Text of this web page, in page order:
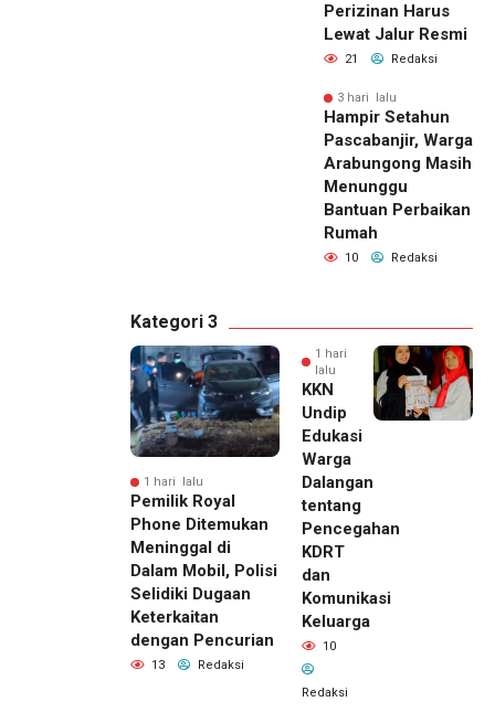
Perizinan Harus
Lewat Jalur Resmi
21 Redaksi
3 hari lalu
Hampir Setahun
Pascabanjir, Warga
Arabungong Masih
Menunggu
Bantuan Perbaikan
Rumah
10 Redaksi
Kategori 3
1 hari lalu
Pemilik Royal
Phone Ditemukan
Meninggal di
Dalam Mobil, Polisi
Selidiki Dugaan
Keterkaitan
dengan Pencurian
13 Redaksi
1 hari
lalu
KKN
Undip
Edukasi
Warga
Dalangan
tentang
Pencegahan
KDRT
dan
Komunikasi
Keluarga
10
Redaksi